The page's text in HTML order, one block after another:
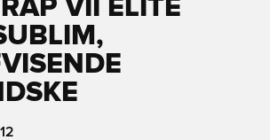
VII ELITE